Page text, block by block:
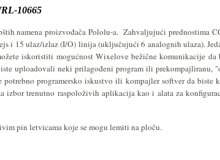
10665
namena proizvođača Pololu-a. Zahvaljujući prednostima
i 15 ulaz/izlaz (I/O) linija (uključujući 6 analognih ulaza).
iskoristiti mogućnost Wixelove bežične komunikacije
uploadovali neki prilagođeni program ili
programersko iskustvo ili kompajler softver da
izbor trenutno raspoloživih aplikacija kao i alata za
pin letvicama koje se mogu lemiti na ploču.